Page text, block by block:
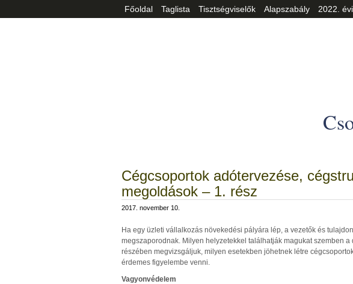
Főoldal Taglista Tisztségviselők Alapszabály 2022.
Cégcsoportok adótervezése,
megoldások – 1. rész
2017. november 10.
Ha egy üzleti vállalkozás növekedési pályára lép, a vezetők és
megszaporodnak. Milyen helyzetekkel találhatják magukat szemben
részében megvizsgáljuk, milyen esetekben jöhetnek létre
érdemes figyelembe venni.
Vagyonvédelem